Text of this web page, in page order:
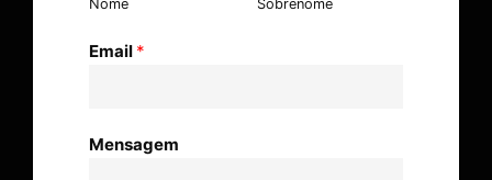
Nome Sobrenome
Email *
Mensagem